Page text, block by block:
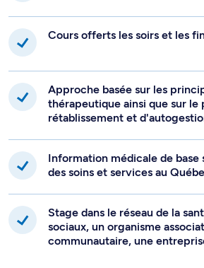
Cours offerts les soirs et les
Approche basée sur les
thérapeutique ainsi que sur le
rétablissement et
Information médicale de base
des soins et services au
Stage dans le réseau de la
sociaux, un organisme
communautaire, une